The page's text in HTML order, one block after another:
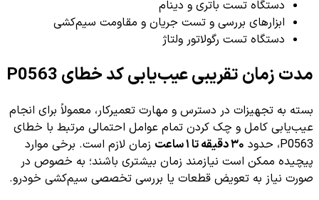
دستگاه تست باتری و دینام
ابزارهای بررسی و تست جریان و مقاومت سیم‌کشی
دستگاه تست رگولاتور ولتاژ
مدت زمان تقریبی عیب‌یابی کد خطای P0563
بسته به تجهیزات در دسترس و مهارت تعمیرکار، معمولاً برای انجام
عیب‌یابی کامل و چک کردن تمام عوامل احتمالی مرتبط با خطای
P0563، حدود
۳۰ دقیقه تا ۱ ساعت
زمان لازم است. برخی موارد
پیچیده ممکن است نیازمند زمان بیشتری باشند؛ به خصوص در
صورت نیاز به تعویض قطعات یا بررسی تخصصی سیم‌کشی خودرو.